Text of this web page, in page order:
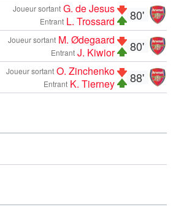
80'
Joueur sortant G. de Jesus
Entrant L. Trossard
80'
Joueur sortant M. Ødegaard
Entrant J. Kiwior
88'
Joueur sortant O. Zinchenko
Entrant K. Tierney